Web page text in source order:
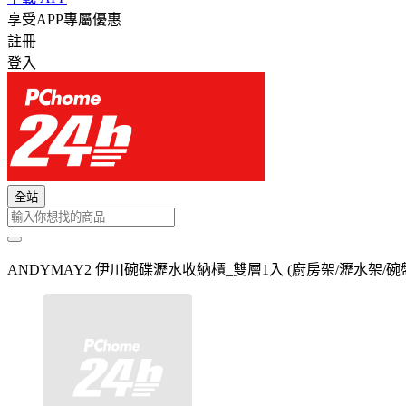
享受APP專屬優惠
註冊
登入
全站
ANDYMAY2 伊川碗碟瀝水收納櫃_雙層1入 (廚房架/瀝水架/碗